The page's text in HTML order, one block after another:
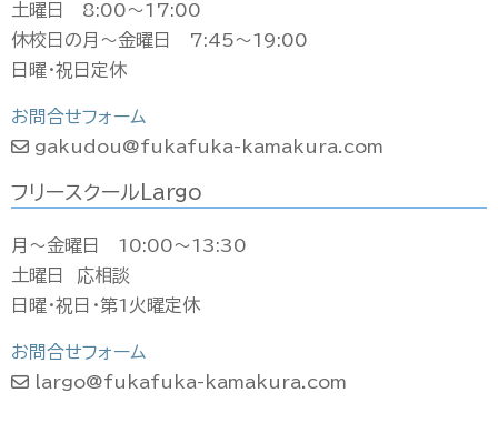
土曜日 8:00〜17:00
休校日の月〜金曜日 7:45〜19:00
日曜・祝日定休
お問合せフォーム
gakudou@fukafuka-kamakura.com
フリースクールLargo
月〜金曜日 10:00〜13:30
土曜日 応相談
日曜・祝日・第1火曜定休
お問合せフォーム
largo@fukafuka-kamakura.com